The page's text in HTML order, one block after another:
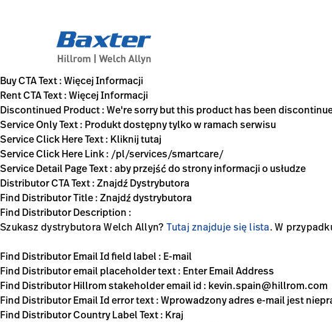
Buy CTA Text : Więcej Informacji
Rent CTA Text : Więcej Informacji
Discontinued Product : We're sorry but this product has been
Service Only Text : Produkt dostępny tylko w ramach serwisu
Service Click Here Text : Kliknij tutaj
Service Click Here Link : /pl/services/smartcare/
Service Detail Page Text : aby przejść do strony informacji o usłudze
Distributor CTA Text : Znajdź Dystrybutora
Find Distributor Title : Znajdź dystrybutora
Find Distributor Description :
Szukasz dystrybutora Welch Allyn? Tutaj znajduje się lista. W
Find Distributor Email Id field label : E-mail
Find Distributor email placeholder text : Enter Email Address
Find Distributor Hillrom stakeholder email id : kevin.spain@hillrom.com
Find Distributor Email Id error text : Wprowadzony adres e-mail jest
Find Distributor Country Label Text : Kraj